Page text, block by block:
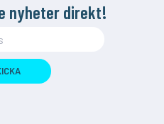
nyheter direkt!